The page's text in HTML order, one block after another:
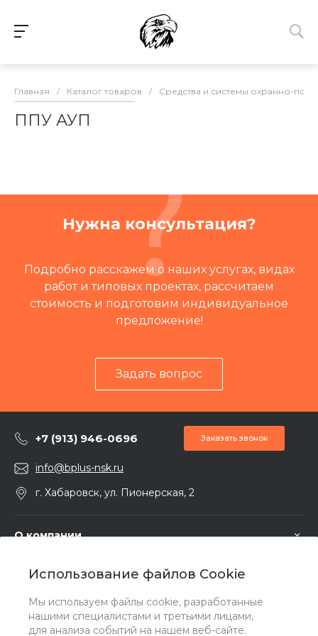
Использование файлов Cookie
Мы используем файлы cookie, разработанные
нашими специалистами и третьими лицами,
для анализа событий на нашем веб-сайте.
Главная / Каталог товаров / Средства и системы охранно-
ППУ АУП
Нужна консультация?
Подробно расскажем о наших услугах, видах
работ и типовых проектах, рассчитаем
стоимость и подготовим индивидуальное
предложение!
Задать вопрос
+7 (913) 946-0696 Заказать звонок
info@bplus-nsk.ru
г. Хабаровск, ул. Пионерская, 2
О компании
Услуги
Помощь